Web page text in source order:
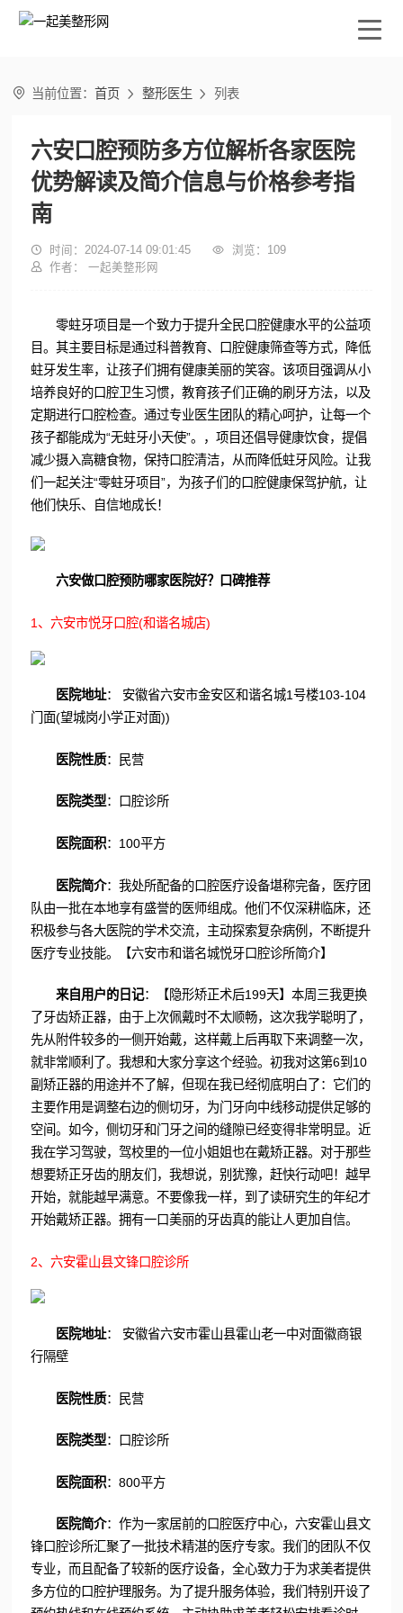
 当前位置：首页  整形医生  列表
六安口腔预防多方位解析各家医院
优势解读及简介信息与价格参考指
南
 时间：2024-07-14 09:01:45  浏览： 109
 作者： 一起美整形网
零蛀牙项目是一个致力于提升全民口腔健康水平的公益项
目。其主要目标是通过科普教育、口腔健康筛查等方式，降低
蛀牙发生率，让孩子们拥有健康美丽的笑容。该项目强调从小
培养良好的口腔卫生习惯，教育孩子们正确的刷牙方法，以及
定期进行口腔检查。通过专业医生团队的精心呵护，让每一个
孩子都能成为“无蛀牙小天使”。，项目还倡导健康饮食，提倡
减少摄入高糖食物，保持口腔清洁，从而降低蛀牙风险。让我
们一起关注“零蛀牙项目”，为孩子们的口腔健康保驾护航，让
他们快乐、自信地成长！
六安做口腔预防哪家医院好？口碑推荐
1、六安市悦牙口腔(和谐名城店)
医院地址： 安徽省六安市金安区和谐名城1号楼103-104
门面(望城岗小学正对面))
医院性质：民营
医院类型：口腔诊所
医院面积：100平方
医院简介：我处所配备的口腔医疗设备堪称完备，医疗团
队由一批在本地享有盛誉的医师组成。他们不仅深耕临床，还
积极参与各大医院的学术交流，主动探索复杂病例，不断提升
医疗专业技能。【六安市和谐名城悦牙口腔诊所简介】
来自用户的日记：【隐形矫正术后199天】本周三我更换
了牙齿矫正器，由于上次佩戴时不太顺畅，这次我学聪明了，
先从附件较多的一侧开始戴，这样戴上后再取下来调整一次，
就非常顺利了。我想和大家分享这个经验。初我对这第6到10
副矫正器的用途并不了解，但现在我已经彻底明白了：它们的
主要作用是调整右边的侧切牙，为门牙向中线移动提供足够的
空间。如今，侧切牙和门牙之间的缝隙已经变得非常明显。近
我在学习驾驶，驾校里的一位小姐姐也在戴矫正器。对于那些
想要矫正牙齿的朋友们，我想说，别犹豫，赶快行动吧！越早
开始，就能越早满意。不要像我一样，到了读研究生的年纪才
开始戴矫正器。拥有一口美丽的牙齿真的能让人更加自信。
2、六安霍山县文锋口腔诊所
医院地址： 安徽省六安市霍山县霍山老一中对面徽商银
行隔壁
医院性质：民营
医院类型：口腔诊所
医院面积：800平方
医院简介：作为一家居前的口腔医疗中心，六安霍山县文
锋口腔诊所汇聚了一批技术精湛的医疗专家。我们的团队不仅
专业，而且配备了较新的医疗设备，全心致力于为求美者提供
多方位的口腔护理服务。为了提升服务体验，我们特别开设了